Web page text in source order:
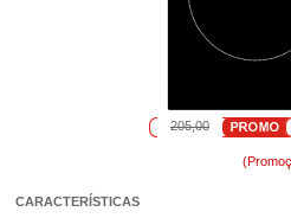
205,00
CARACTERÍSTICAS